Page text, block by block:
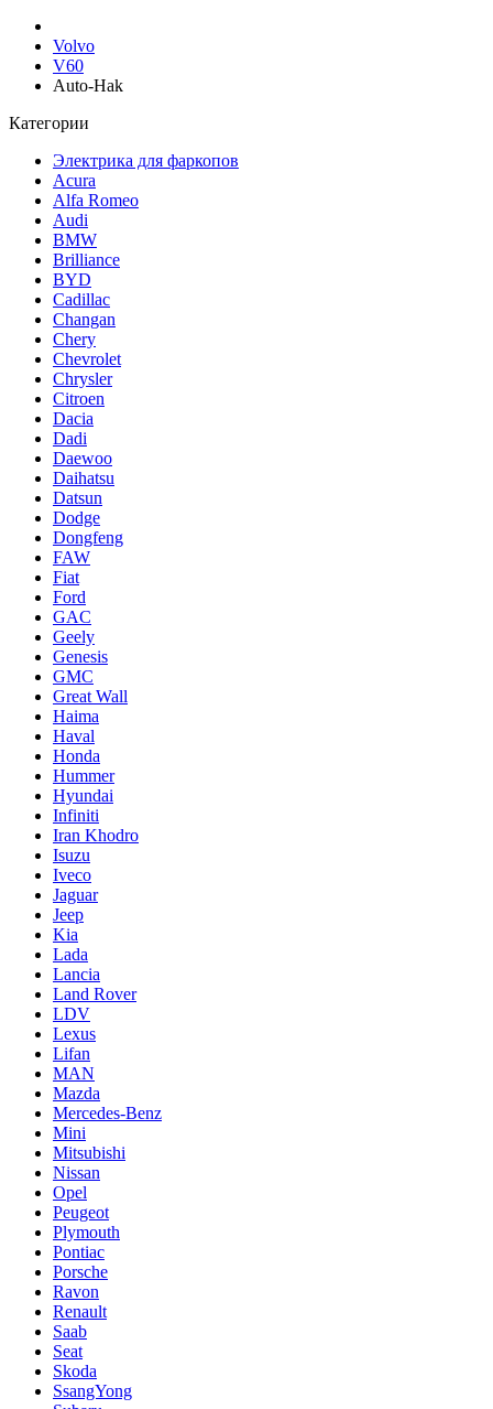
Volvo
V60
Auto-Hak
Категории
Электрика для фаркопов
Acura
Alfa Romeo
Audi
BMW
Brilliance
BYD
Cadillac
Changan
Chery
Chevrolet
Chrysler
Citroen
Dacia
Dadi
Daewoo
Daihatsu
Datsun
Dodge
Dongfeng
FAW
Fiat
Ford
GAC
Geely
Genesis
GMC
Great Wall
Haima
Haval
Honda
Hummer
Hyundai
Infiniti
Iran Khodro
Isuzu
Iveco
Jaguar
Jeep
Kia
Lada
Lancia
Land Rover
LDV
Lexus
Lifan
MAN
Mazda
Mercedes-Benz
Mini
Mitsubishi
Nissan
Opel
Peugeot
Plymouth
Pontiac
Porsche
Ravon
Renault
Saab
Seat
Skoda
SsangYong